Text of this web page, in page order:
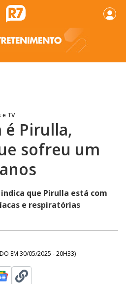
e TV
é Pirulla,
sofreu um
que Pirulla está com
e respiratórias
EM 30/05/2025 - 20H33)